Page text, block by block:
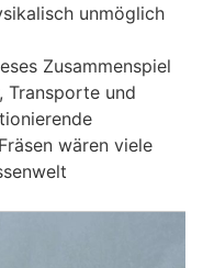
unmöglich
Zusammenspiel
Transporte und
wären viele